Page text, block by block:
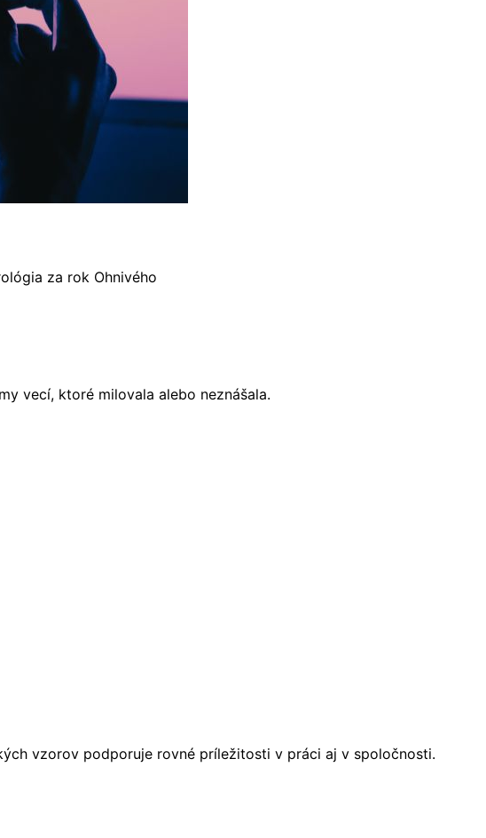
za rok Ohnivého
vecí, ktoré milovala alebo neznášala.
vzorov podporuje rovné príležitosti v práci aj v spoločnosti.